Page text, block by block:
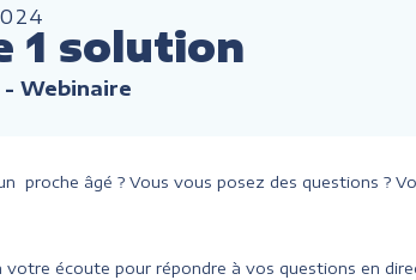
1 solution
- Webinaire
proche âgé ? Vous vous posez des questions ?
votre écoute pour répondre à vos questions en